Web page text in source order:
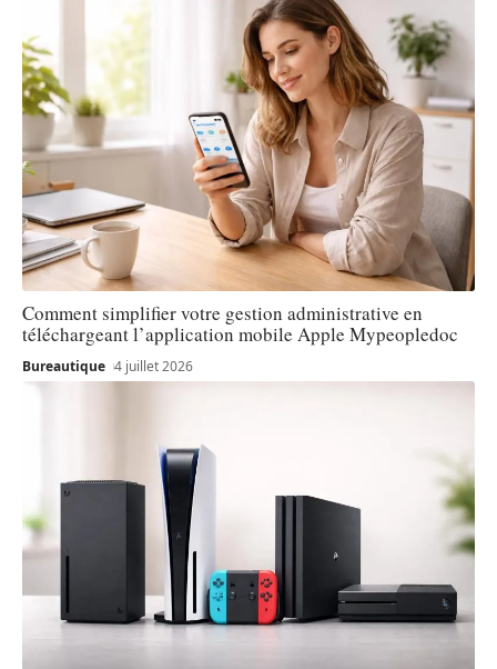
Comment simplifier votre gestion administrative en
téléchargeant l’application mobile Apple Mypeopledoc
Bureautique 4 juillet 2026